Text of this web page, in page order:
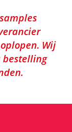
Wij
bestelling